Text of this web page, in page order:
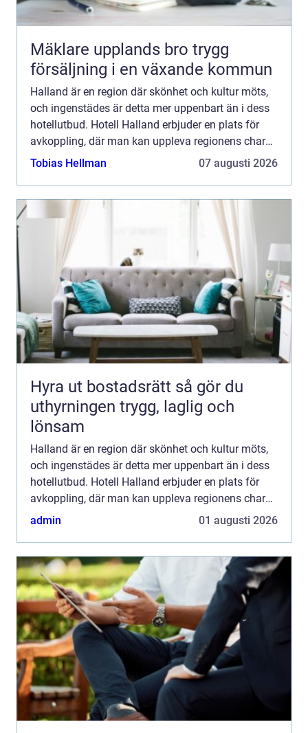
Mäklare upplands bro trygg
försäljning i en växande kommun
Halland är en region där skönhet och kultur möts,
och ingenstädes är detta mer uppenbart än i dess
hotellutbud. Hotell Halland erbjuder en plats för
avkoppling, där man kan uppleva regionens charm
och natu...
Tobias Hellman 07 augusti 2026
Hyra ut bostadsrätt så gör du
uthyrningen trygg, laglig och
lönsam
Halland är en region där skönhet och kultur möts,
och ingenstädes är detta mer uppenbart än i dess
hotellutbud. Hotell Halland erbjuder en plats för
avkoppling, där man kan uppleva regionens charm
och natu...
admin 01 augusti 2026